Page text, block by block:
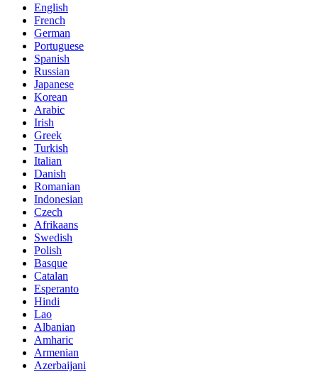
English
French
German
Portuguese
Spanish
Russian
Japanese
Korean
Arabic
Irish
Greek
Turkish
Italian
Danish
Romanian
Indonesian
Czech
Afrikaans
Swedish
Polish
Basque
Catalan
Esperanto
Hindi
Lao
Albanian
Amharic
Armenian
Azerbaijani